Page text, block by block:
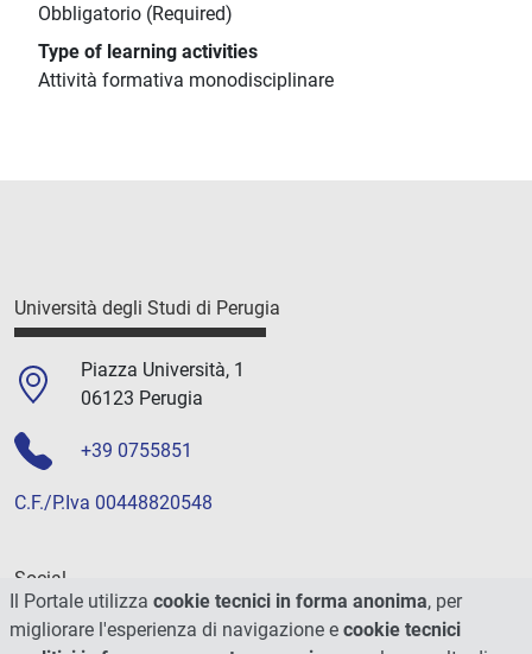
Obbligatorio (Required)
Type of learning activities
Attività formativa monodisciplinare
Università degli Studi di Perugia
Piazza Università, 1
06123 Perugia
+39 0755851
C.F./P.Iva 00448820548
Social
Il Portale utilizza cookie tecnici in forma anonima, per
migliorare l'esperienza di navigazione e cookie tecnici